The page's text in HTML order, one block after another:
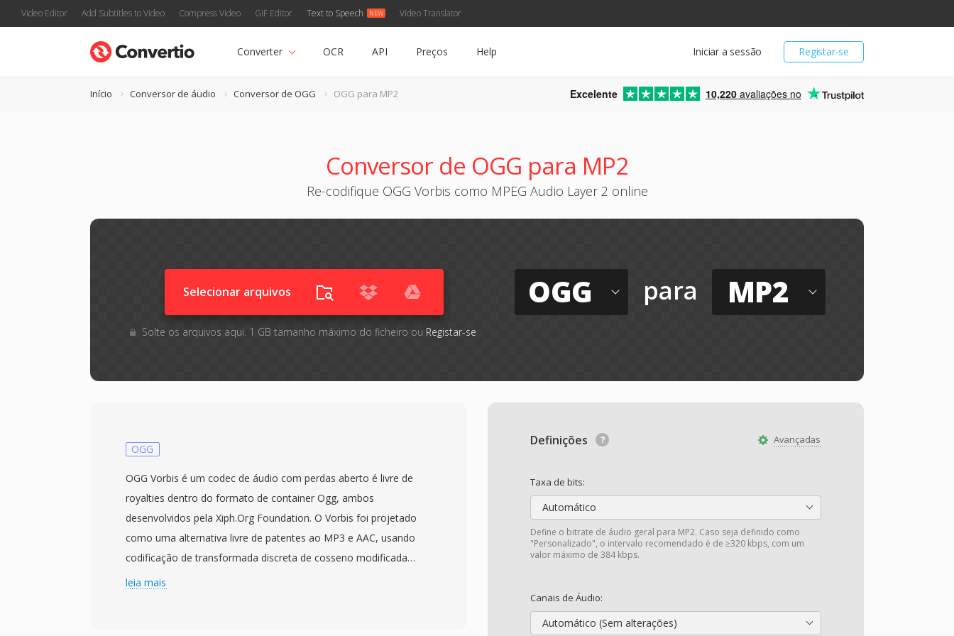
Video Editor Add Subtitles to Video Compress Video GIF Editor Text to Speech Video Translator
Registar-se
Iniciar a sessão
Converter OCR API Preços Help
Início Conversor de áudio Conversor de OGG OGG para MP2 Excelente 10,220 avaliações no
Conversor de OGG para MP2
Re-codifique OGG Vorbis como MPEG Audio Layer 2 online
Selecionar arquivos
Solte os arquivos aqui. 1 GB tamanho máximo do ficheiro ou Registar-se
OGG para MP2
Avançadas
Definições
Taxa de bits:
Automático
Define o bitrate de áudio geral para MP2. Caso seja definido como
"Personalizado", o intervalo recomendado é de ≥320 kbps, com um
valor máximo de 384 kbps.
Canais de Áudio:
Automático (Sem alterações)
OGG
OGG Vorbis é um codec de áudio com perdas aberto é livre de
royalties dentro do formato de container Ogg, ambos
desenvolvidos pela Xiph.Org Foundation. O Vorbis foi projetado
como uma alternativa livre de patentes ao MP3 e AAC, usando
codificação de transformada discreta de cosseno modificada
(MDCT) com codificação de taxa de bits variável que se adapta a
leia mais